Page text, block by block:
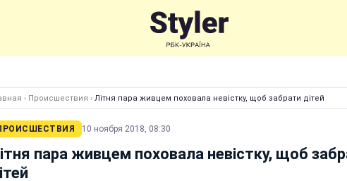
› Происшествия › Літня пара живцем поховала невістку, щоб забрати дітей
10 ноября 2018, 08:30
пара живцем поховала невістку, щоб